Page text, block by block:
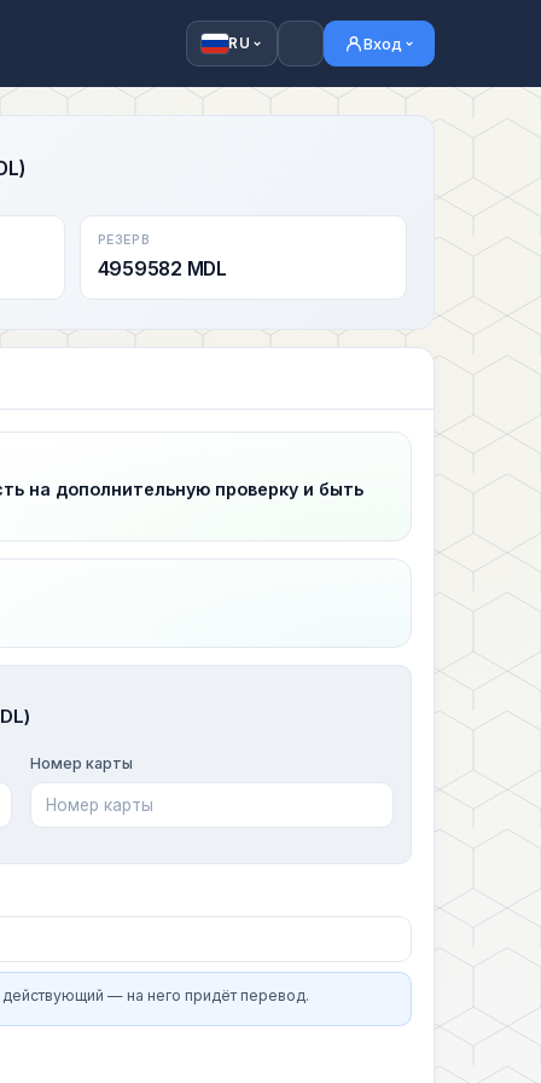
RU Вход
РЕЗЕРВ
4959582 MDL
на дополнительную проверку и быть
Номер карты
действующий — на него придёт перевод.